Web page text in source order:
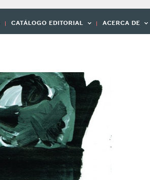
CATÁLOGO EDITORIAL ACERCA DE